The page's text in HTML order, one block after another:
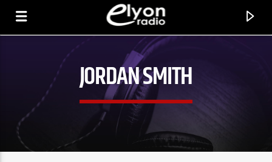
RADIO ELYON
POSITIVE ET ENCOURAGEANTE !
JORDAN SMITH